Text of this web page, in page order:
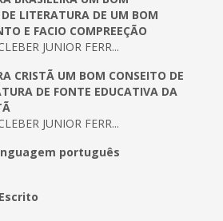
LITERATURA DE UM BOM
E FACIO COMPREEÇÃO
JUNIOR FERR...
CRISTÃ UM BOM CONSEITO DE
DE FONTE EDUCATIVA DA
JUNIOR FERR...
português
Escrito